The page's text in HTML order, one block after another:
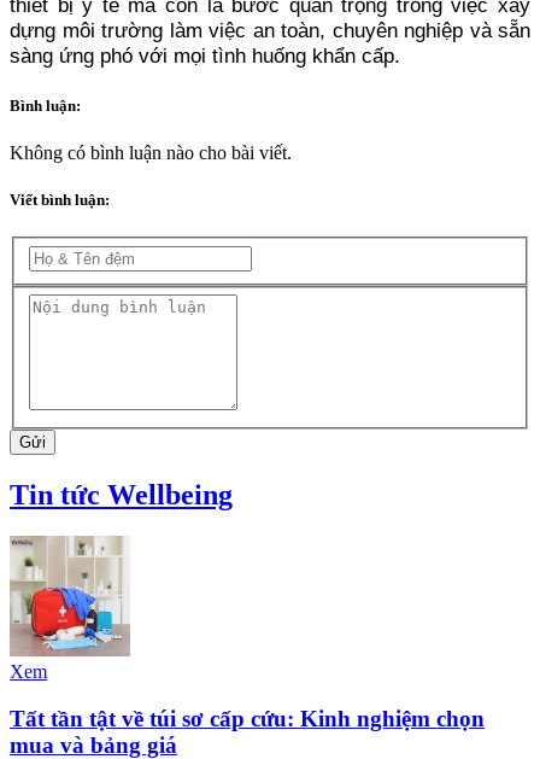
thiết bị y tế mà còn là bước quan trọng trong việc xây
dựng môi trường làm việc an toàn, chuyên nghiệp và sẵn
sàng ứng phó với mọi tình huống khẩn cấp.
Bình luận:
Không có bình luận nào cho bài viết.
Viết bình luận:
Gửi
Tin tức Wellbeing
Xem
Tất tần tật về túi sơ cấp cứu: Kinh nghiệm chọn
mua và bảng giá